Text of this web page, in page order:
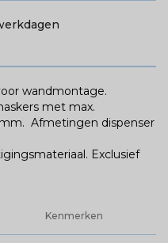
wandmontage.
met max.
Afmetingen dispenser
Exclusief
Kenmerken